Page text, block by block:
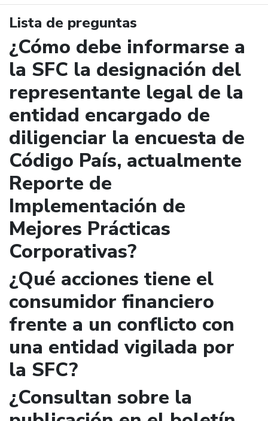
Lista de preguntas
¿Cómo debe informarse a
la SFC la designación del
representante legal de la
entidad encargado de
diligenciar la encuesta de
Código País, actualmente
Reporte de
Implementación de
Mejores Prácticas
Corporativas?
¿Qué acciones tiene el
consumidor financiero
frente a un conflicto con
una entidad vigilada por
la SFC?
¿Consultan sobre la